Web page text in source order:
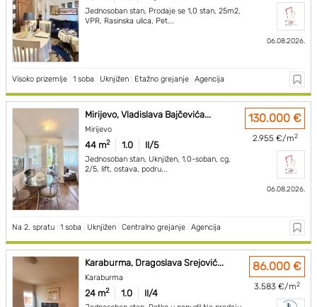
Jednosoban stan, Prodaje se 1,0 stan, 25m2,
VPR, Rasinska ulica, Pet...
06.08.2026.
Visoko prizemlje 1 soba Uknjižen Etažno grejanje Agencija
Mirijevo, Vladislava Bajčevića...
Mirijevo
44 m2 1.0 II/5
Jednosoban stan, Uknjižen, 1.0-soban, cg,
2/5, lift, ostava, podru...
130.000 €
2.955 €/m2
06.08.2026.
Na 2. spratu 1 soba Uknjižen Centralno grejanje Agencija
Karaburma, Dragoslava Srejović...
Karaburma
24 m2 1.0 II/4
86.000 €
3.583 €/m2